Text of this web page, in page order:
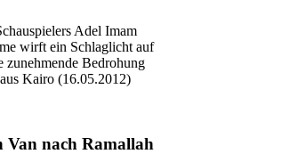
Adel Imam
wirft ein Schlaglicht auf
zunehmende Bedrohung
Kairo (16.05.2012)
Van nach Ramallah